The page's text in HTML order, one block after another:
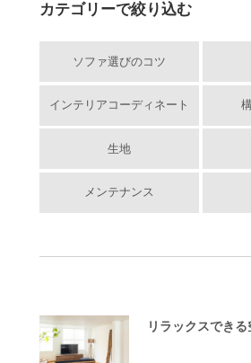
カテゴリーで絞り込む
ソファ選びのコツ
インテリアコーディネート
生地
メンテナンス
リラックスでき